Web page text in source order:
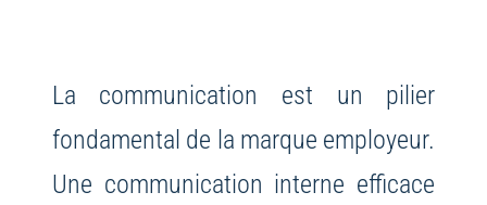
La communication est un pilier
fondamental de la marque employeur.
Une communication interne efficace